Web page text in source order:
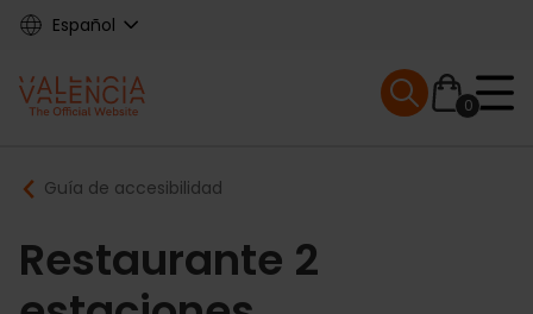
Skip
content
Español
Main
navigation
0
Mobile menu
Breadcrumb
Guía de accesibilidad
Restaurante 2